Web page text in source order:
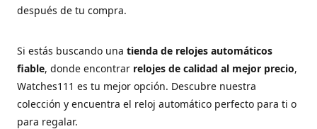
después de tu compra.
Si estás buscando una tienda de relojes automáticos
fiable, donde encontrar relojes de calidad al mejor precio,
Watches111 es tu mejor opción. Descubre nuestra
colección y encuentra el reloj automático perfecto para ti o
para regalar.